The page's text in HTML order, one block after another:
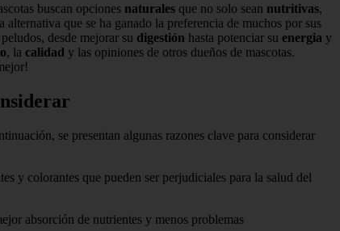
buscan opciones naturales que no solo sean nutritivas,
alternativa que se ha ganado la preferencia de muchos por sus
desde mejorar su digestión hasta potenciar su energia y
, la calidad y las opiniones de otros dueños de mascotas.
se presentan algunas razones clave para considerar
y colorantes que pueden ser perjudiciales para la salud del
absorción de nutrientes y menos problemas